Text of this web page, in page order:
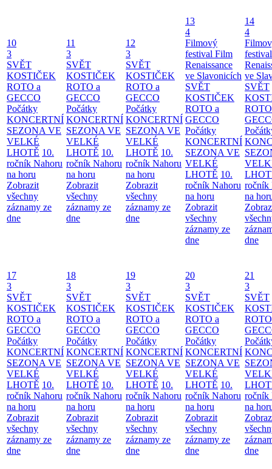
10
3
SVĚT
KOSTIČEK
ROTO a
GECCO
Počátky
KONCERTNÍ
SEZONA VE
VELKÉ
LHOTĚ 10.
ročník Nahoru
na horu
Zobrazit
všechny
záznamy ze
dne
11
3
SVĚT
KOSTIČEK
ROTO a
GECCO
Počátky
KONCERTNÍ
SEZONA VE
VELKÉ
LHOTĚ 10.
ročník Nahoru
na horu
Zobrazit
všechny
záznamy ze
dne
12
3
SVĚT
KOSTIČEK
ROTO a
GECCO
Počátky
KONCERTNÍ
SEZONA VE
VELKÉ
LHOTĚ 10.
ročník Nahoru
na horu
Zobrazit
všechny
záznamy ze
dne
13
4
Filmový
festival Film
Renaissance
ve Slavonicích
SVĚT
KOSTIČEK
ROTO a
GECCO
Počátky
KONCERTNÍ
SEZONA VE
VELKÉ
LHOTĚ 10.
ročník Nahoru
na horu
Zobrazit
všechny
záznamy ze
dne
14
4
ve
SVĚT
ročník
na
dne
17
3
SVĚT
KOSTIČEK
ROTO a
GECCO
Počátky
KONCERTNÍ
SEZONA VE
VELKÉ
LHOTĚ 10.
ročník Nahoru
na horu
Zobrazit
všechny
záznamy ze
dne
18
3
SVĚT
KOSTIČEK
ROTO a
GECCO
Počátky
KONCERTNÍ
SEZONA VE
VELKÉ
LHOTĚ 10.
ročník Nahoru
na horu
Zobrazit
všechny
záznamy ze
dne
19
3
SVĚT
KOSTIČEK
ROTO a
GECCO
Počátky
KONCERTNÍ
SEZONA VE
VELKÉ
LHOTĚ 10.
ročník Nahoru
na horu
Zobrazit
všechny
záznamy ze
dne
20
3
SVĚT
KOSTIČEK
ROTO a
GECCO
Počátky
KONCERTNÍ
SEZONA VE
VELKÉ
LHOTĚ 10.
ročník Nahoru
na horu
Zobrazit
všechny
záznamy ze
dne
21
3
SVĚT
ročník
na
dne